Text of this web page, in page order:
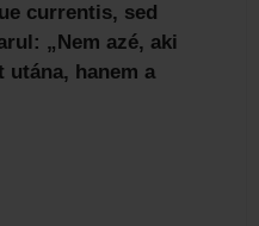
currentis, sed
„Nem azé, aki
utána, hanem a